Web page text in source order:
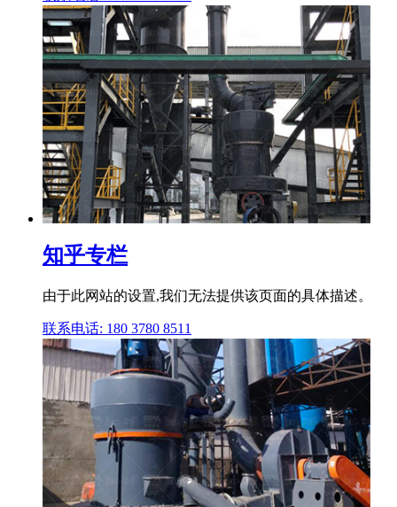
知乎专栏
由于此网站的设置,我们无法提供该页面的具体描述。
联系电话: 180 3780 8511